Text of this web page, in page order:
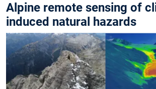
Alpine remote sensing of
induced natural hazards